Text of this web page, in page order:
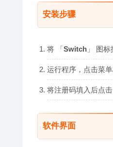
安装步骤
将 「Switch 」 图
运行程序，点击菜
将注册码填入后点
软件界面